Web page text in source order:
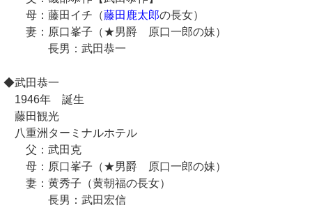
母：藤田イチ（藤田鹿太郎の長女）
妻：原口峯子（★男爵 原口一郎の妹）
長男：武田恭一
◆武田恭一
1946年 誕生
藤田観光
八重洲ターミナルホテル
父：武田克
母：原口峯子（★男爵 原口一郎の妹）
妻：黄秀子（黄朝福の長女）
長男：武田宏信